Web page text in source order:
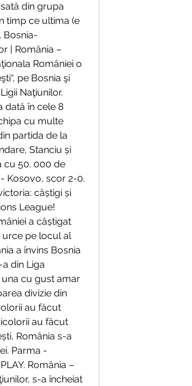
din grupa
timp ce ultima (e
Bosnia-
| România –
României o
pe Bosnia şi
Naţiunilor.
dată în cele 8
cu multe
partida de la
Stanciu și
cu 50. 000 de
Kosovo, scor 2-0.
câștigi și
League!
a câștigat
urce pe locul al
a învins Bosnia
din Liga
una cu gust amar
divizie din
au făcut
au făcut
România s-a
Parma -
România –
s-a încheiat